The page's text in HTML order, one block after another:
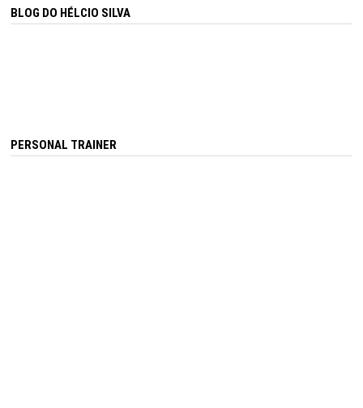
BLOG DO HÉLCIO SILVA
PERSONAL TRAINER